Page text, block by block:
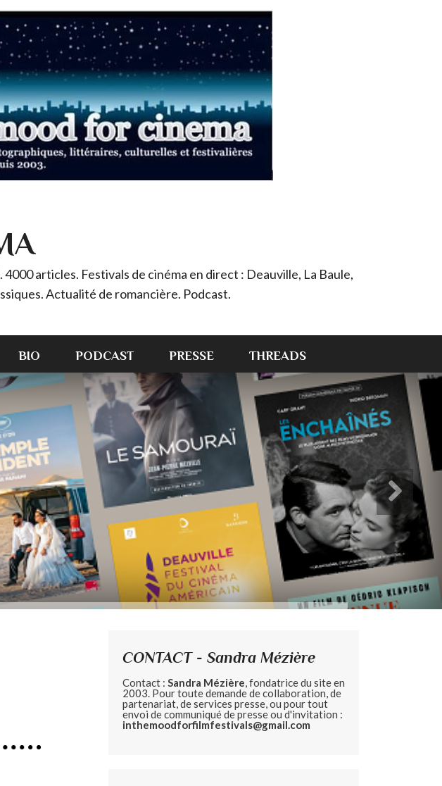
articles. Festivals de cinéma en direct : Deauville, La Baule,
Actualité de romancière. Podcast.
BIO PODCAST PRESSE THREADS
CONTACT - Sandra Mézière
Contact : Sandra Mézière, fondatrice du site en
2003. Pour toute demande de collaboration, de
partenariat, de services presse, ou pour tout
envoi de communiqué de presse ou d'invitation :
inthemoodforfilmfestivals@gmail.com